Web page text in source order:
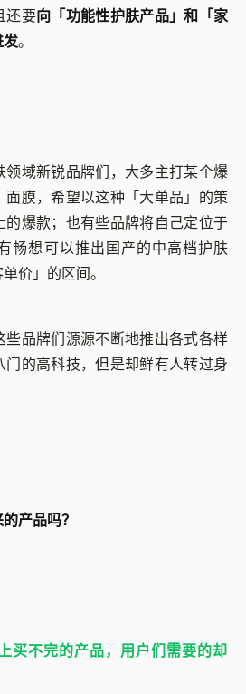
还要向「功能性护肤产品」和「家
发。
领域新锐品牌们，大多主打某个爆
膜，希望以这种「大单品」的策
的爆款；也有些品牌将自己定位于
畅想可以推出国产的中高档护肤
价」的区间。
些品牌们源源不断地推出各式各样
门的高科技，但是却鲜有人转过身
产品吗？
买不完的产品，用户们需要的却